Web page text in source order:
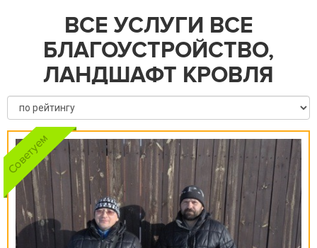
ВСЕ УСЛУГИ ВСЕ
БЛАГОУСТРОЙСТВО,
ЛАНДШАФТ КРОВЛЯ